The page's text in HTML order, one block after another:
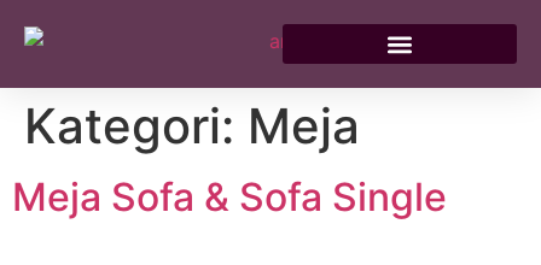
Kategori: Meja
Meja Sofa & Sofa Single